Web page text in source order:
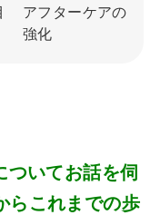
アフターケアの
強化
ついてお話を伺
らこれまでの歩